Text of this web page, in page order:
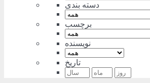
دسته بندی
برچسب
نویسنده
تاریخ